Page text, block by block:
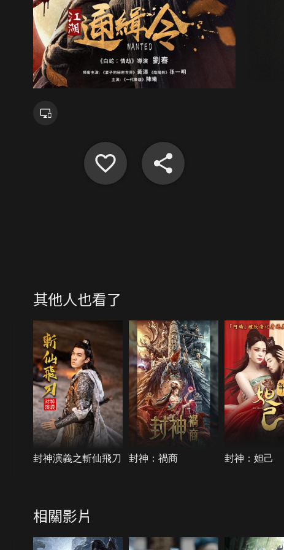
其他人也看了
封神演義之斬仙飛刀 封神：禍商 封神：妲己
相關影片